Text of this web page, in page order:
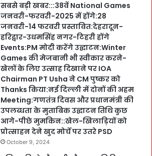
सबसे बड़ी खबर:::38वें National Games
जनवरी-फरवरी-2025 में होंगे:28
जनवरी-14 फरवरी प्रस्तावित:देहरादून-
हरिद्वार-उधमसिंह नगर-टिहरी होंगे
Events:PM मोदी करेंगे उद्घाटन:Winter
Games की मेजबानी भी स्वीकार करने-
खेलों के लिए उत्साह दिखाने पर IOA
Chairman PT Usha ने CM पुष्कर को
Thanks किया:नई दिल्ली में दोनों की अहम
Meeting:गणतंत्र दिवस और प्रधानमंत्री की
उपलब्धता के मुताबिक उद्घाटन तिथि कुछ
आगे-पीछे मुमकिन::खेल-खिलाड़ियों को
प्रोत्साहन देने खुद मोर्चे पर उतरे PSD
October 9, 2024